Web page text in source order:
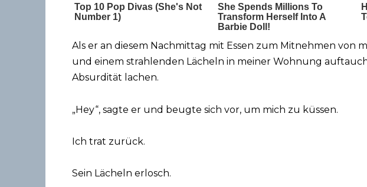
Als er an diesem Nachmittag mit Essen zum Mitnehmen von
und einem strahlenden Lächeln in meiner Wohnung
Absurdität lachen.
„Hey“, sagte er und beugte sich vor, um mich zu küssen.
Ich trat zurück.
Sein Lächeln erlosch.